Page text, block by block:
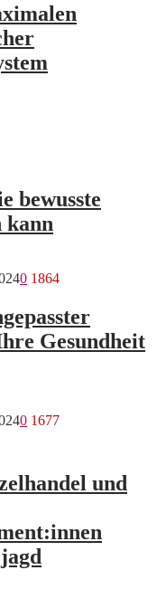
bewusste
kann
0 1864
Gesundheit
0 1677
und